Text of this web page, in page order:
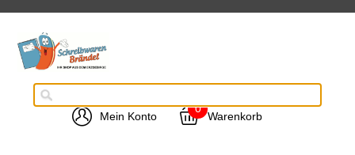
Mein Konto
0
Warenkorb